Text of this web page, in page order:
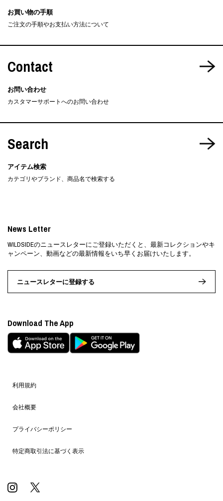
お買い物の手順
ご注文の手順やお支払い方法について
Contact
お問い合わせ
カスタマーサポートへのお問い合わせ
Search
アイテム検索
カテゴリやブランド、商品名で検索する
利用規約
会社概要
プライバシーポリシー
特定商取引法に基づく表示
News Letter
WILDSIDEのニュースレターにご登録いただくと、最新コレクションやキ
ャンペーン、動画などの最新情報をいち早くお届けいたします。
ニュースレターに登録する
Download The App